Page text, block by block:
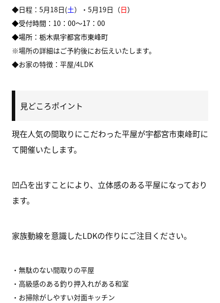
◆日程：5月18日(土）・5月19日（日）
◆受付時間：10：00～17：00
◆場所：栃木県宇都宮市東峰町
※場所の詳細はご予約後にお伝えいたします。
◆お家の特徴：平屋/4LDK
見どころポイント
現在人気の間取りにこだわった平屋が宇都宮市東峰町に
て開催いたします。
凹凸を出すことにより、立体感のある平屋になっており
ます。
家族動線を意識したLDKの作りにご注目ください。
・無駄のない間取りの平屋
・高級感のある釣り押入れがある和室
・お掃除がしやすい対面キッチン